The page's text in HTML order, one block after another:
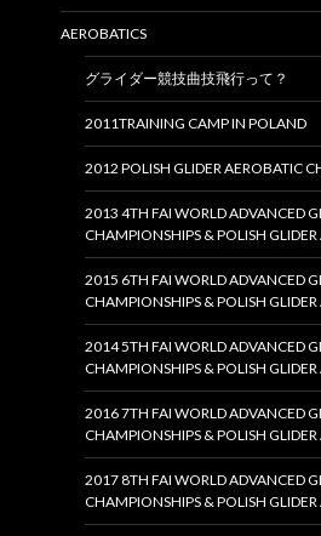
AEROBATICS
グライダー競技曲技飛行って？
2011TRAINING CAMP IN POLAND
2012 POLISH GLIDER AEROBATIC
2013 4TH FAI WORLD ADVANCED
CHAMPIONSHIPS & POLISH
2015 6TH FAI WORLD ADVANCED
CHAMPIONSHIPS & POLISH
2014 5TH FAI WORLD ADVANCED
CHAMPIONSHIPS & POLISH
2016 7TH FAI WORLD ADVANCED
CHAMPIONSHIPS & POLISH
2017 8TH FAI WORLD ADVANCED
CHAMPIONSHIPS & POLISH